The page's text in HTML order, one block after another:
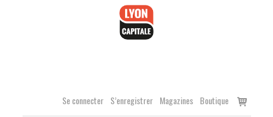
Se connecter S’enregistrer Magazines Boutique
Voir